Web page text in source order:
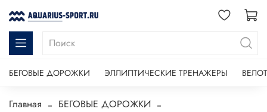
БЕГОВЫЕ ДОРОЖКИ ЭЛЛИПТИЧЕСКИЕ ТРЕНАЖЕРЫ
Главная
БЕГОВЫЕ ДОРОЖКИ